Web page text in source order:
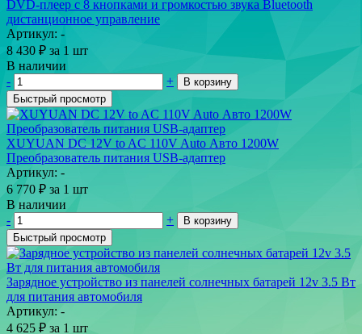
DVD-плеер с 8 кнопками и громкостью звука Bluetooth
дистанционное управление
Артикул: -
8 430 ₽ за 1 шт
В наличии
-
+
В корзину
Быстрый просмотр
XUYUAN DC 12V to AC 110V Auto Авто 1200W
Преобразователь питания USB-адаптер
Артикул: -
6 770 ₽ за 1 шт
В наличии
-
+
В корзину
Быстрый просмотр
Зарядное устройство из панелей солнечных батарей 12v 3.5 Вт
для питания автомобиля
Артикул: -
4 625 ₽ за 1 шт